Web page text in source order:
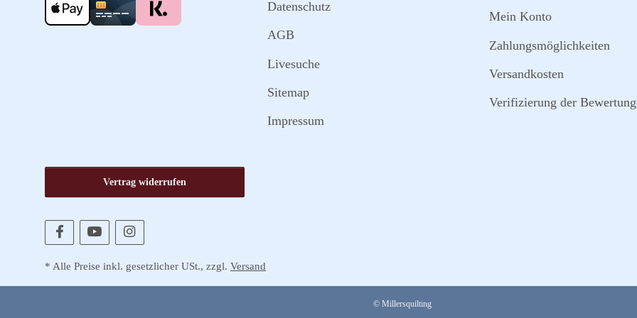
Datenschutz
AGB
Livesuche
Sitemap
Impressum
Mein Konto
Zahlungsmöglichkeiten
Versandkosten
Verifizierung der
Vertrag widerrufen
* Alle Preise inkl. gesetzlicher USt., zzgl. Versand
© Millersquilting